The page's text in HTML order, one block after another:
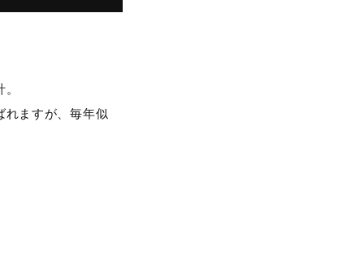
れますが、毎年似